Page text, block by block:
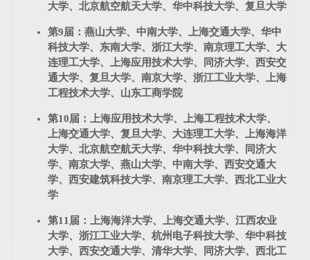
大学、北京航空航天大学、华中科技大学、复旦大学
第9届：燕山大学、中南大学、上海交通大学、华中
科技大学、东南大学、浙江大学、南京理工大学、大
连理工大学、上海应用技术大学、同济大学、西安交
通大学、复旦大学、南京大学、浙江工业大学、上海
工程技术大学、山东工商学院
第10届：上海应用技术大学、上海工程技术大学、
上海交通大学、复旦大学、大连理工大学、上海海洋
大学、北京航空航天大学、华中科技大学、同济大
学、南京大学、燕山大学、中南大学、西安交通大
学、西安建筑科技大学、南京理工大学、西北工业大
学
第11届：上海海洋大学、上海交通大学、江西农业
大学、浙江工业大学、杭州电子科技大学、华中科技
大学、西安交通大学、清华大学、同济大学、西北工